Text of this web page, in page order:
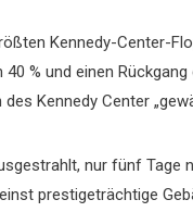
Kennedy-Center-
% und einen
Kennedy Center
nur fünf Tage
prestigeträchtige